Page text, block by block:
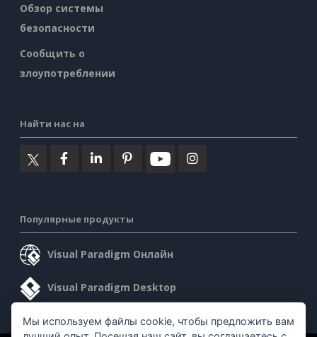
Обзор системы
безопасности
Сообщить о
злоупотреблении
Найти нас на
Популярные продукты
Visual Paradigm Онлайн
Visual Paradigm Desktop
Мы используем файлы cookie, чтобы предложить вам